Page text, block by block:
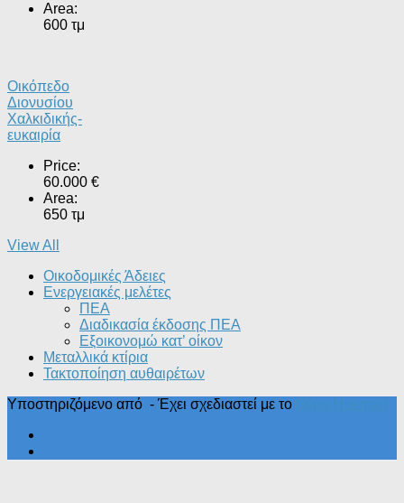
Area:
600 τμ
Οικόπεδο
Διονυσίου
Χαλκιδικής-
ευκαιρία
Price:
60.000 €
Area:
650 τμ
View All
Οικοδομικές Άδειες
Ενεργειακές μελέτες
ΠΕΑ
Διαδικασία έκδοσης ΠΕΑ
Εξοικονομώ κατ’ οίκoν
Μεταλλικά κτίρια
Τακτοποίηση αυθαιρέτων
Υποστηριζόμενο από - Έχει σχεδιαστεί με το